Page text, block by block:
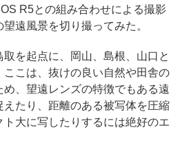
R5との組み合わせによる撮影
遠風景を切り撮ってみた。
を起点に、岡山、島根、山口と
ここは、抜けの良い自然や田舎の
め、望遠レンズの特徴でもある遠
えたり、距離のある被写体を圧縮
大に写したりするには絶好のエ